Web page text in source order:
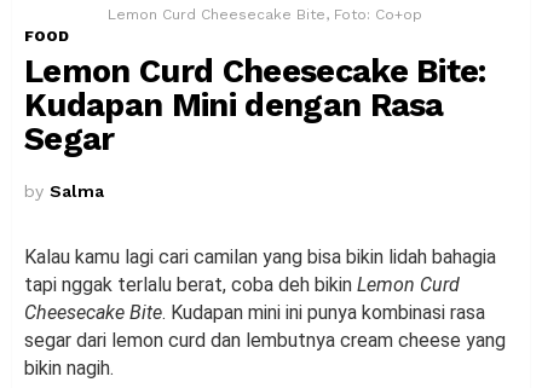
Lemon Curd Cheesecake Bite, Foto: Co+op
FOOD
Lemon Curd Cheesecake Bite:
Kudapan Mini dengan Rasa
Segar
by Salma
Kalau kamu lagi cari camilan yang bisa bikin lidah bahagia
tapi nggak terlalu berat, coba deh bikin Lemon Curd
Cheesecake Bite. Kudapan mini ini punya kombinasi rasa
segar dari lemon curd dan lembutnya cream cheese yang
bikin nagih.